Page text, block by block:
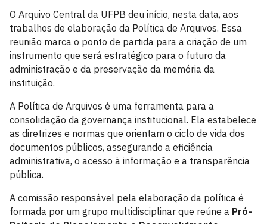
O Arquivo Central da UFPB deu início, nesta data, aos
trabalhos de elaboração da Política de Arquivos. Essa
reunião marca o ponto de partida para a criação de um
instrumento que será estratégico para o futuro da
administração e da preservação da memória da
instituição.
A Política de Arquivos é uma ferramenta para a
consolidação da governança institucional. Ela estabelece
as diretrizes e normas que orientam o ciclo de vida dos
documentos públicos, assegurando a eficiência
administrativa, o acesso à informação e a transparência
pública.
A comissão responsável pela elaboração da política é
formada por um grupo multidisciplinar que reúne a Pró-